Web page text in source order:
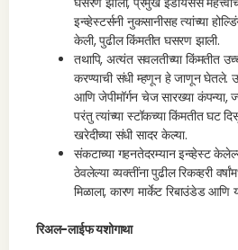
इन्व्हेस्टर्सनी नुकसानीसह त्यांच्या
केली, पुढील किंमतीत घसरण झाली.
तथापि, अत्यंत सवलतीच्या किंमतीत
करण्याची संधी म्हणून हे जाणून घेतले.
आणि जेपीमॉर्गन चेज सारख्या कंपन्या,
परंतु त्यांच्या स्टॉकच्या किंमतीत घट
खरेदीच्या संधी सादर केल्या.
संकटाच्या गहनतेदरम्यान इन्व्हेस्ट
ठेवलेल्या व्यक्तींना पुढील रिकव्हरी
मिळाला, कारण मार्केट रिबाउंडेड आणि
रिअल-लाईफ यशोगाथा